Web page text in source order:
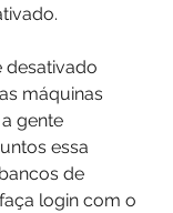
desativado
máquinas
gente
essa
de
login com o